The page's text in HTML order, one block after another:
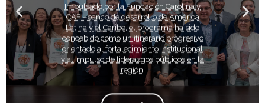
Impulsado por la Fundación Carolina y
CAF –banco de desarrollo de América
Latina y el Caribe, el programa ha sido
concebido como un itinerario progresivo
orientado al fortalecimiento institucional
y al impulso de liderazgos públicos en la
región.